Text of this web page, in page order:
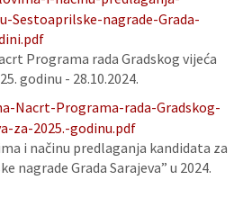
Sestoaprilske-nagrade-Grada-
Programa rada Gradskog vijeća
godinu - 28.10.2024.
Nacrt-Programa-rada-Gradskog-
za-2025.-godinu.pdf
i načinu predlaganja kandidata za
nagrade Grada Sarajeva” u 2024.